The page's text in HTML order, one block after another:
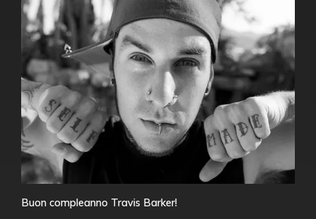
Buon compleanno Travis Barker!